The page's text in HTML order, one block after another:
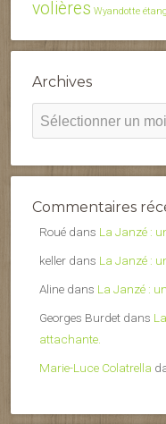
volières Wyandotte étang
Archives
Archives
Commentaires
Roué dans La Janzé :
keller dans La Janzé :
Aline dans La Janzé :
Georges Burdet dans
attachante.
Marie-Luce Colatrella